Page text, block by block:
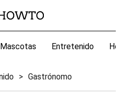
Mascotas Entretenido
Gastrónomo